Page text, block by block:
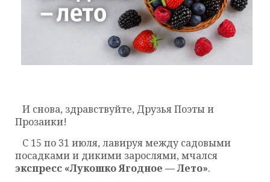
И снова, здравствуйте, Друзья Поэты и
Прозаики!
С 15 по 31 июля, лавируя между садовыми
посадками и дикими зарослями, мчался
экспресс «Лукошко Ягодное — Лето».